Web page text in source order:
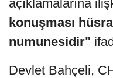
açıklamalarına
konuşması
numunesidir"
Devlet Bahçeli,